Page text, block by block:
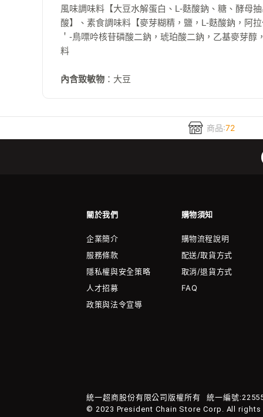
風味調味料【大豆水解蛋白、L-麩酸鈉、糖、酵母
酸】、素食調味料【麥芽糊精，鹽，L-麩酸鈉，阿
＇-鳥嘌呤核苷磷酸二鈉，琥珀酸二鈉，乙基麥芽
料
內含致敏物 ：大豆
商品:72
關於我們 購物須知
企業簡介
服務條款
隱私權與安全策略
人才招募
政策與法令宣導
購物流程說明
配送/取貨方式
取消/退貨方式
FAQ
統一超商股份有限公司版權所有
統一編號
© 2023 President Chain Store Corp. All rights